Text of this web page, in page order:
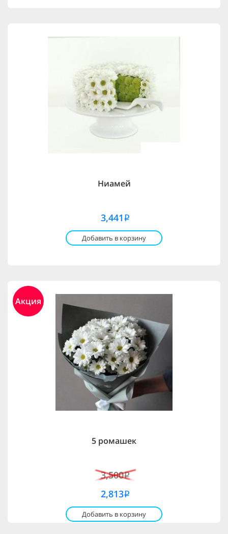
Ниамей
3,441 i
Добавить в корзину
Акция
5 ромашек
3,500i
2,813i
Добавить в корзину